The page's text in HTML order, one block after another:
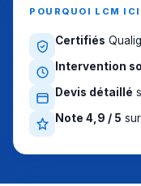
POURQUOI LCM ICI
Certifiés
Intervention
Devis détaillé
Note 4,9 / 5